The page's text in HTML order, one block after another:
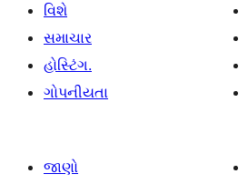
વિશે
સમાચાર
હોસ્ટિંગ.
ગોપનીયતા
જાણો